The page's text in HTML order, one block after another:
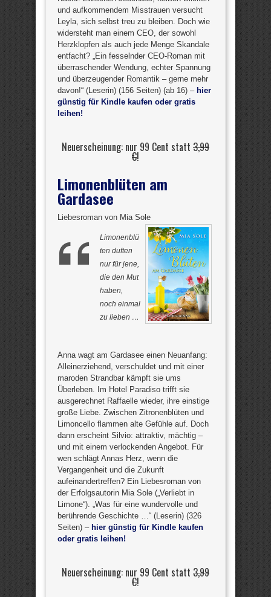
und aufkommendem Misstrauen versucht
Leyla, sich selbst treu zu bleiben. Doch wie
widersteht man einem CEO, der sowohl
Herzklopfen als auch jede Menge Skandale
entfacht? „Ein fesselnder CEO-Roman mit
überraschender Wendung, echter Spannung
und überzeugender Romantik – gerne mehr
davon!“ (Leserin) (156 Seiten) (ab 16) – hier
günstig für Kindle kaufen oder gratis
leihen!
Neuerscheinung: nur 99 Cent statt 3,99
€!
Limonenblüten am
Gardasee
Liebesroman von Mia Sole
Limonenblü
ten duften
nur für jene,
die den Mut
haben,
noch einmal
zu lieben …
Anna wagt am Gardasee einen Neuanfang:
Alleinerziehend, verschuldet und mit einer
maroden Strandbar kämpft sie ums
Überleben. Im Hotel Paradiso trifft sie
ausgerechnet Raffaelle wieder, ihre einstige
große Liebe. Zwischen Zitronenblüten und
Limoncello flammen alte Gefühle auf. Doch
dann erscheint Silvio: attraktiv, mächtig –
und mit einem verlockenden Angebot. Für
wen schlägt Annas Herz, wenn die
Vergangenheit und die Zukunft
aufeinandertreffen? Ein Liebesroman von
der Erfolgsautorin Mia Sole („Verliebt in
Limone“). „Was für eine wundervolle und
berührende Geschichte …“ (Leserin) (326
Seiten) – hier günstig für Kindle kaufen
oder gratis leihen!
Neuerscheinung: nur 99 Cent statt 3,99
€!